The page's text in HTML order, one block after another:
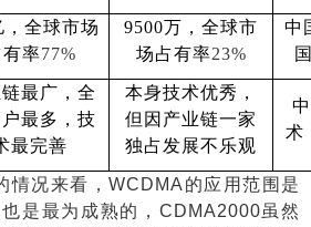
，全球市场
有率77%
9500万，全球市
场占有率23%
中
最广，全
最多，技
最完善
本身技术优秀，
但因产业链一家
独占发展不乐观
术
情况来看，WCDMA的应用范围是
是最为成熟的， CDMA2000虽然